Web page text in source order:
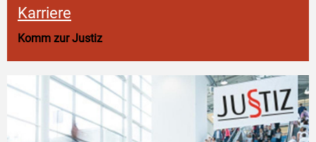
Karriere
Komm zur Justiz